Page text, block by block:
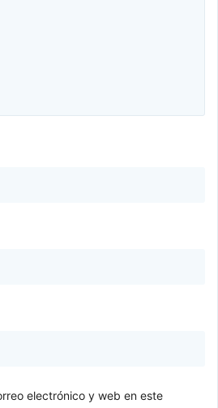
electrónico y web en este